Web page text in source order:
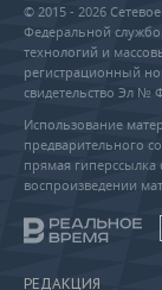
© 2015 - 2026
Федеральной
технологий и
регистрационный
свидетельство Эл №
Использование
предварительного
прямая
воспроизведении
РЕДАКЦИЯ